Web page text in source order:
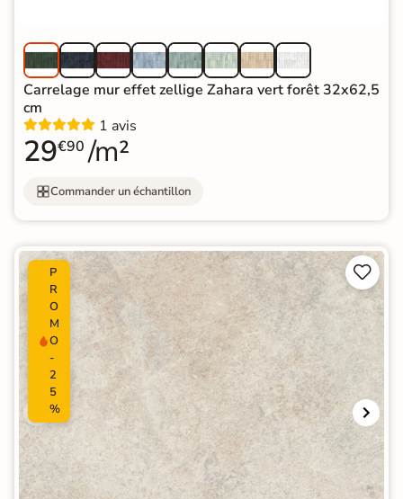
Carrelage mur effet zellige Zahara vert forêt 32x62,5
cm
1 avis
29€90 /m²
Commander un échantillon
P
R
O
M
O
-
2
5
%

